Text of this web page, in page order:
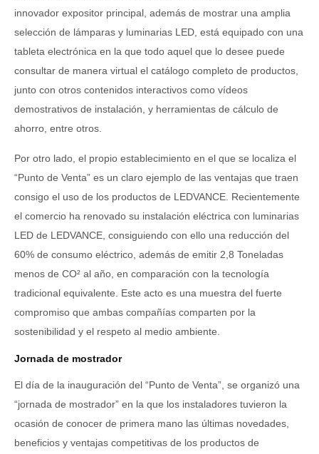
innovador expositor principal, además de mostrar una amplia
selección de lámparas y luminarias LED, está equipado con una
tableta electrónica en la que todo aquel que lo desee puede
consultar de manera virtual el catálogo completo de productos,
junto con otros contenidos interactivos como vídeos
demostrativos de instalación, y herramientas de cálculo de
ahorro, entre otros.
Por otro lado, el propio establecimiento en el que se localiza el
“Punto de Venta” es un claro ejemplo de las ventajas que traen
consigo el uso de los productos de LEDVANCE. Recientemente
el comercio ha renovado su instalación eléctrica con luminarias
LED de LEDVANCE, consiguiendo con ello una reducción del
60% de consumo eléctrico, además de emitir 2,8 Toneladas
menos de CO² al año, en comparación con la tecnología
tradicional equivalente. Este acto es una muestra del fuerte
compromiso que ambas compañías comparten por la
sostenibilidad y el respeto al medio ambiente.
Jornada de mostrador
El día de la inauguración del “Punto de Venta”, se organizó una
“jornada de mostrador” en la que los instaladores tuvieron la
ocasión de conocer de primera mano las últimas novedades,
beneficios y ventajas competitivas de los productos de